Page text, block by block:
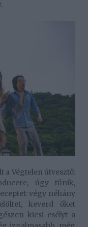
a Végtelen útvesztő:
úgy tűnik,
végy néhány
keverd őket
kicsi esélyt a